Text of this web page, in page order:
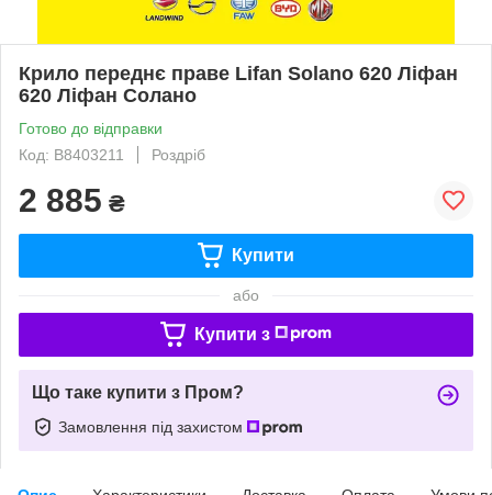
Крило переднє праве Lifan Solano 620 Ліфан
620 Ліфан Солано
Готово до відправки
Код: B8403211
Роздріб
2 885 ₴
Купити
або
Купити з
Що таке купити з Пром?
Замовлення під захистом